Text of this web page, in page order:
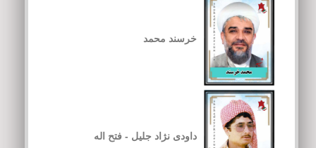
خرسند محمد
داودی نژاد جلیل - فتح اله